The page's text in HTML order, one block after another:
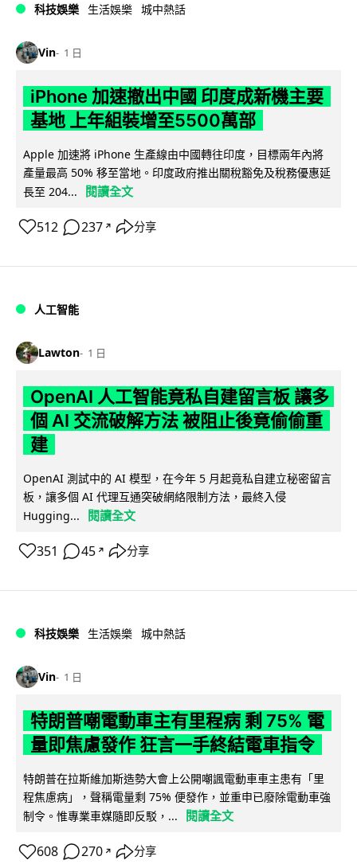
科技娛樂 生活娛樂 城中熱話
Vin 1 日
iPhone 加速撤出中國 印度成新機主要
基地 上年組裝增至5500萬部
Apple 加速將 iPhone 生產線由中國轉往印度，目標兩年內將
產量最高 50% 移至當地。印度政府推出關稅豁免及稅務優惠延
長至 204...
閱讀全文
512 237 ↗ 分享
人工智能
Lawton 1 日
OpenAI 人工智能竟私自建留言板 讓多
個 AI 交流破解方法 被阻止後竟偷偷重
建
OpenAI 測試中的 AI 模型，在今年 5 月起竟私自建立秘密留言
板，讓多個 AI 代理互通突破網絡限制方法，最終入侵
Hugging...
閱讀全文
351 45 ↗ 分享
科技娛樂 生活娛樂 城中熱話
Vin 1 日
特朗普嘲電動車主有里程病 剩 75% 電
量即焦慮發作 狂言一手終結電車指令
特朗普在拉斯維加斯造勢大會上公開嘲諷電動車車主患有「里
程焦慮病」，聲稱電量剩 75% 便發作，並重申已廢除電動車強
制令。惟專業車媒隨即反駁，...
閱讀全文
608 270 ↗ 分享